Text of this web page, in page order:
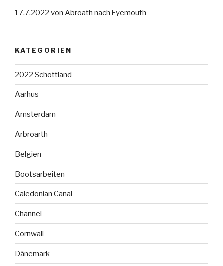
17.7.2022 von Abroath nach Eyemouth
KATEGORIEN
2022 Schottland
Aarhus
Amsterdam
Arbroarth
Belgien
Bootsarbeiten
Caledonian Canal
Channel
Cornwall
Dänemark